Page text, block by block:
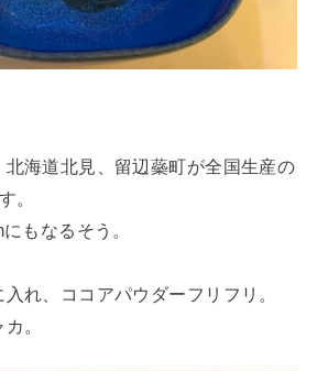
海道北見、留辺蘂町が全国生産の
。
もなるそう。
れ、ココアパウダーフリフリ。
。